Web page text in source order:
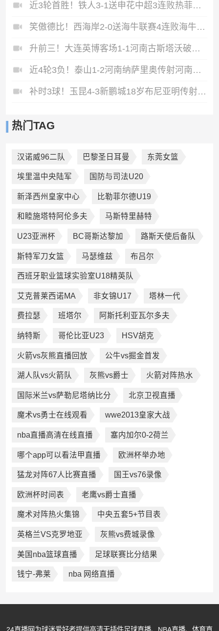
近3轮首胜！铁人3-1送申花中超3连败热菲尼奥双响邦本宜裕传射
笑傲德比！西海岸2-0送海牛联赛4连败海牛仍垫底西海岸升至第二
升前三！大连英博客场1-1河南古斯塔沃破门19岁杨铭锐替补扳平
近4轮3负！泰山1-2河南纳萨里奥传射河南终结17年客场不胜泰山
补时3球！玉昆4-3新鹏城18岁布尼亚明传射侯永永乌龙卡约绝杀
热门TAG
汉诺威96二队 巴黎圣日耳曼 东莞女篮
埃里温中央陆军 国防与司法U20
新泽西州皇家中心 比勒菲尔德U19
和睦施塔特阿伦多夫 马斯特里赫特
U23亚洲杯 BC哥斯达黎加 路斯天使后备队
斯特军刀女篮 马瑟维兹 布吕尔
西班牙职业篮球实验室U18精英队
艾克普莱西诺MA 非女锦U17 塔林一代
费拉瑟 班塔尔 阿斯托利亚瓦尔多夫
纳特斯 哥伦比亚U23 HSV胡克
火箭vs灰熊直播回放 公牛vs掘金首发
湖人队vs火箭队 灰熊vs爵士 火箭对阵热水
国际米兰vs萨勒尼塔纳比分 北京卫视直播
魔术vs勇士在线观看 wwe2013皇家大战
nba直播高清在线直播 塞内加尔0-2荷兰
哪个app可以看法甲直播 欧洲杯举办地
猛龙对阵67人比赛直播 国王vs76录像
欧洲杯时间表 老鹰vs爵士直播
魔术对阵热火集锦 中央五套5+节目表
英格兰VS克罗地亚 灰熊vs费城录像
美国nba篮球直播 足球联赛比分结果
钱宁-弗莱 nba 网络直播